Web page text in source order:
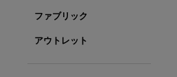
ファブリック
アウトレット